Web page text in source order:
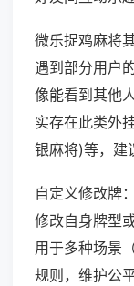
微乐捉鸡麻将
遇到部分用户
像能看到其他
实存在此类外
银麻将)等，建
自定义修改牌
修改自身牌型
用于多种场景
规则，维护公